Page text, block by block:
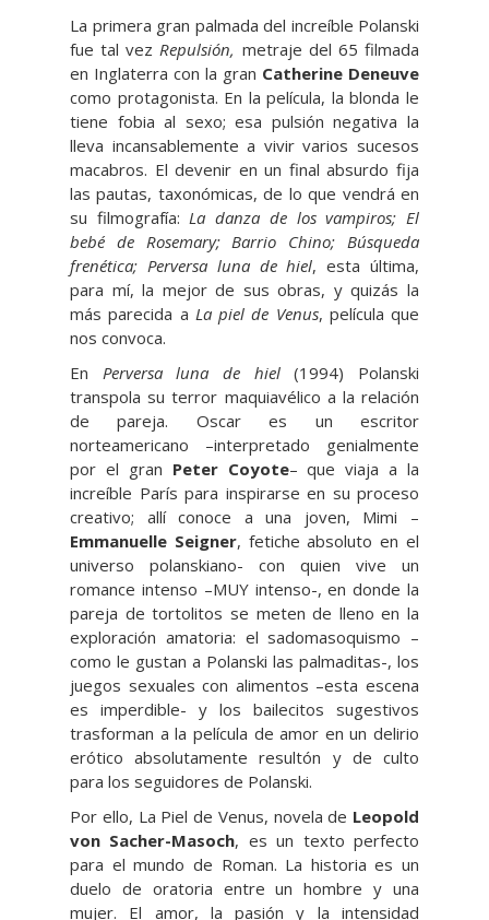
La primera gran palmada del increíble Polanski
fue tal vezRepulsión, metraje del 65 filmada
en Inglaterra con la gran Catherine Deneuve
como protagonista. En la película, la blonda le
tiene fobia al sexo; esa pulsión negativa la
lleva incansablemente a vivir varios sucesos
macabros. El devenir en un final absurdo fija
las pautas, taxonómicas, de lo que vendrá en
su filmografía:La danza de los vampiros; El
bebé de Rosemary; Barrio Chino; Búsqueda
frenética; Perversa luna de hiel, esta última,
para mí, la mejor de sus obras, y quizás la
más parecida a La piel de Venus, película que
nos convoca.
En Perversa luna de hiel(1994) Polanski
transpola su terror maquiavélico a la relación
de pareja. Oscar es un escritor
norteamericano –interpretado genialmente
por el gran Peter Coyote– que viaja a la
increíble París para inspirarse en su proceso
creativo; allí conoce a una joven, Mimi –
Emmanuelle Seigner, fetiche absoluto en el
universo polanskiano- con quien vive un
romance intenso –MUY intenso-, en donde la
pareja de tortolitos se meten de lleno en la
exploración amatoria: el sadomasoquismo –
como le gustan a Polanski las palmaditas-, los
juegos sexuales con alimentos –esta escena
es imperdible- y los bailecitos sugestivos
trasforman a la película de amor en un delirio
erótico absolutamente resultón y de culto
para los seguidores de Polanski.
Por ello, La Piel de Venus, novela de Leopold
von Sacher-Masoch, es un texto perfecto
para el mundo de Roman. La historia es un
duelo de oratoria entre un hombre y una
mujer. El amor, la pasión y la intensidad